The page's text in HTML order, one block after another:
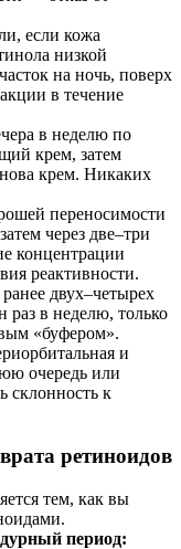
если кожа
низкой
на ночь, поверх
в течение
в неделю по
крем, затем
крем. Никаких
переносимости
через две–три
концентрации
реактивности.
двух–четырех
раз в неделю, только
«буфером».
и
очередь или
склонность к
ретиноидов
тем, как вы
период: